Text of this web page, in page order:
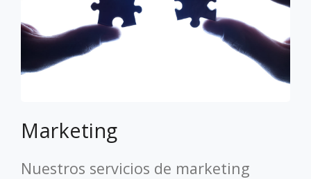
Marketing
Nuestros servicios de marketing